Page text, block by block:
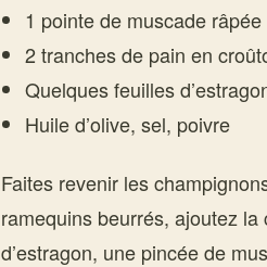
1 pointe de muscade râpée
2 tranches de pain en
Quelques feuilles
Huile d’olive, sel, poivre
Faites revenir les
ramequins beurrés, ajoutez
d’estragon, une pincée de